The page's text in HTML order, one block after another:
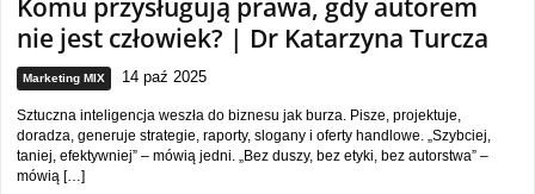
Komu przysługują prawa, gdy autorem
nie jest człowiek? | Dr Katarzyna Turcza
Marketing MIX 14 paź 2025
Sztuczna inteligencja weszła do biznesu jak burza. Pisze, projektuje,
doradza, generuje strategie, raporty, slogany i oferty handlowe. „Szybciej,
taniej, efektywniej” – mówią jedni. „Bez duszy, bez etyki, bez autorstwa” –
mówią […]